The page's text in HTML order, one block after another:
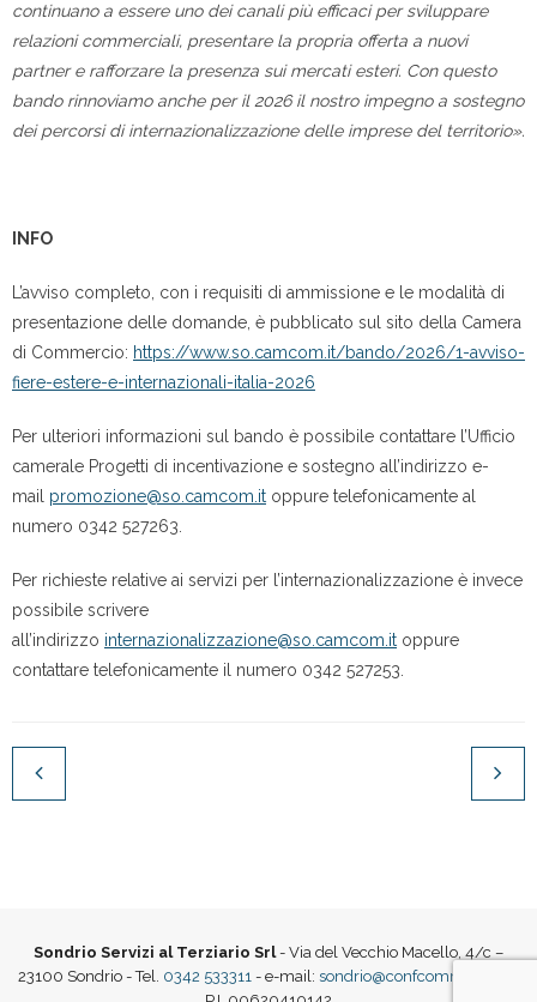
continuano a essere uno dei canali più efficaci per sviluppare
relazioni commerciali, presentare la propria offerta a nuovi
partner e rafforzare la presenza sui mercati esteri. Con questo
bando rinnoviamo anche per il 2026 il nostro impegno a sostegno
dei percorsi di internazionalizzazione delle imprese del territorio».
INFO
L’avviso completo, con i requisiti di ammissione e le modalità di
presentazione delle domande, è pubblicato sul sito della Camera
di Commercio: https://www.so.camcom.it/bando/2026/1-avviso-
fiere-estere-e-internazionali-italia-2026
Per ulteriori informazioni sul bando è possibile contattare l’Ufficio
camerale Progetti di incentivazione e sostegno all’indirizzo e-
mail promozione@so.camcom.it oppure telefonicamente al
numero 0342 527263.
Per richieste relative ai servizi per l’internazionalizzazione è invece
possibile scrivere
all’indirizzo internazionalizzazione@so.camcom.it oppure
contattare telefonicamente il numero 0342 527253.
Sondrio Servizi al Terziario Srl- Via del Vecchio Macello, 4/c –
23100 Sondrio - Tel. 0342 533311 - e-mail: sondrio@confcommercio.it